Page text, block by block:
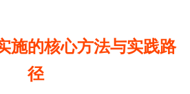
施的核心方法与实践路
径